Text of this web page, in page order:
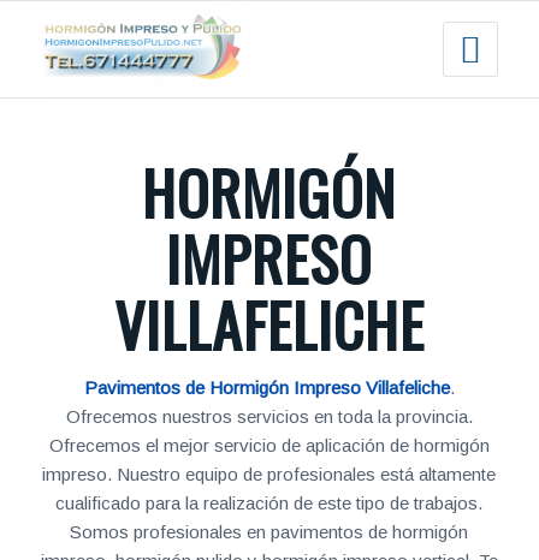
HORMIGÓN
IMPRESO
VILLAFELICHE
Pavimentos de Hormigón Impreso Villafeliche.
Ofrecemos nuestros servicios en toda la provincia.
Ofrecemos el mejor servicio de aplicación de hormigón
impreso. Nuestro equipo de profesionales está altamente
cualificado para la realización de este tipo de trabajos.
Somos profesionales en pavimentos de hormigón